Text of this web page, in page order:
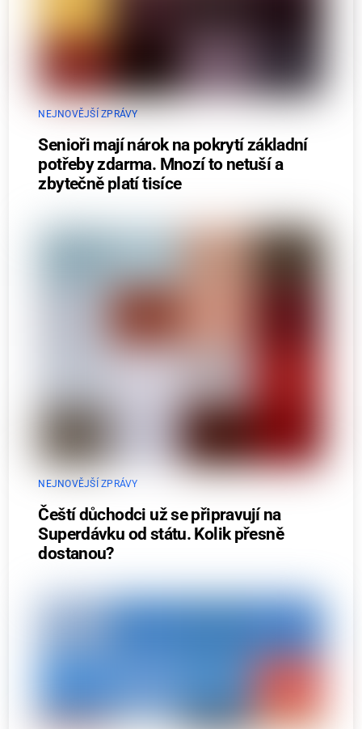
NEJNOVĚJŠÍ ZPRÁVY
Senioři mají nárok na pokrytí základní
potřeby zdarma. Mnozí to netuší a
zbytečně platí tisíce
NEJNOVĚJŠÍ ZPRÁVY
Čeští důchodci už se připravují na
Superdávku od státu. Kolik přesně
dostanou?